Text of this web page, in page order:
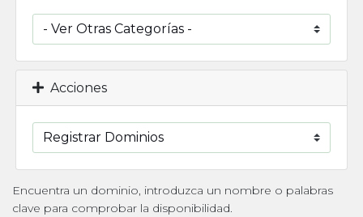
Acciones
Encuentra un dominio, introduzca un nombre o palabras
clave para comprobar la disponibilidad.